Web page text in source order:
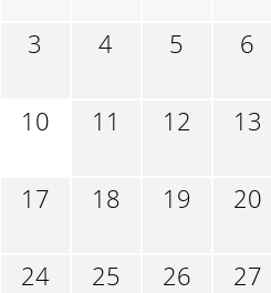
3 4 5 6
10 11 12 13
17 18 19 20
24 25 26 27